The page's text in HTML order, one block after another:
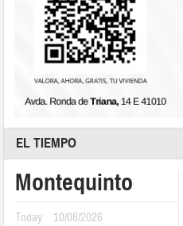
EL TIEMPO
Montequinto
Today 10/08/2026